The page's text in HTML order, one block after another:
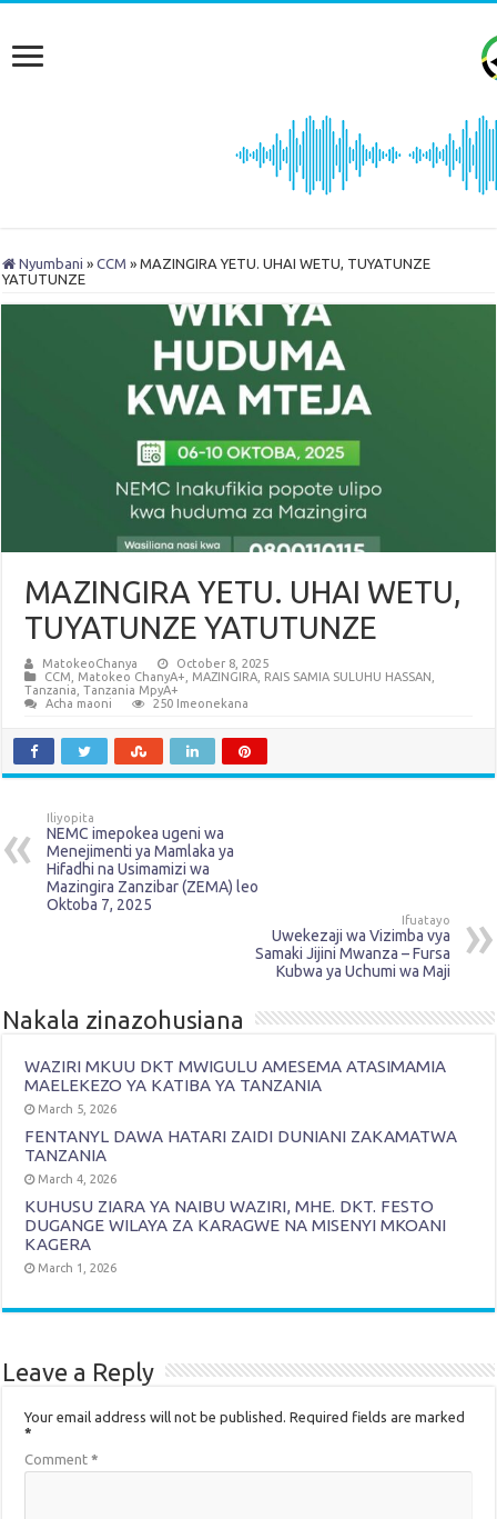
Nyumbani » CCM » MAZINGIRA YETU. UHAI WETU, TUYATUNZE
YATUTUNZE
MAZINGIRA YETU. UHAI WETU,
TUYATUNZE YATUTUNZE
MatokeoChanya
October 8, 2025
CCM
Matokeo ChanyA+ MAZINGIRA RAIS SAMIA SULUHU HASSAN
Tanzania ,Tanzania MpyA+
Acha maoni
250 Imeonekana
Iliyopita
NEMC imepokea ugeni wa
Menejimenti ya Mamlaka ya
Hifadhi na Usimamizi wa
Mazingira Zanzibar (ZEMA) leo
Oktoba 7, 2025
Ifuatayo
Uwekezaji wa Vizimba vya
Samaki Jijini Mwanza – Fursa
Kubwa ya Uchumi wa Maji
Nakala zinazohusiana
WAZIRI MKUU DKT MWIGULU AMESEMA ATASIMAMIA
MAELEKEZO YA KATIBA YA TANZANIA
March 5, 2026
FENTANYL DAWA HATARI ZAIDI DUNIANI ZAKAMATWA
TANZANIA
March 4, 2026
KUHUSU ZIARA YA NAIBU WAZIRI, MHE. DKT. FESTO
DUGANGE WILAYA ZA KARAGWE NA MISENYI MKOANI
KAGERA
March 1, 2026
Leave a Reply
Your email address will not be published. Required fields are marked
*
Comment*